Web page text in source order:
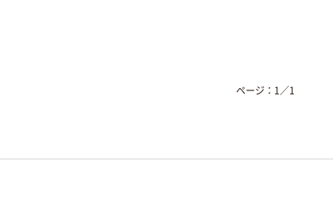
ページ： 1 ／1